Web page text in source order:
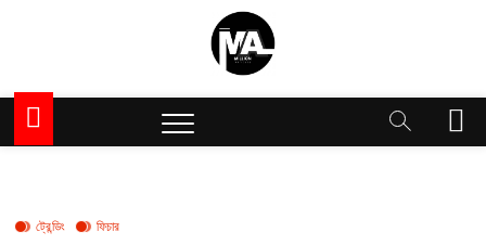
Million Articles
M
e
ট্রেন্ডিং ফিচার